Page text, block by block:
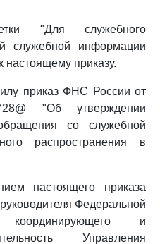
"Для служебного
служебной информации
к настоящему приказу.
приказ ФНС России от
"Об утверждении
со служебной
распространения в
настоящего приказа
Федеральной
и
Управления